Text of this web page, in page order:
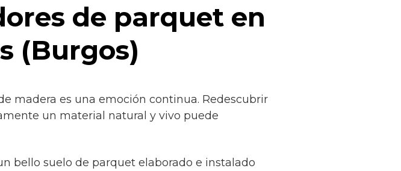
de parquet en
(Burgos)
madera es una emoción continua. Redescubrir
un material natural y vivo puede
bello suelo de parquet elaborado e instalado